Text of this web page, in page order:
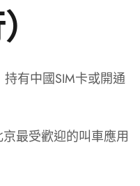
有中國SIM卡或開通
最受歡迎的叫車應用